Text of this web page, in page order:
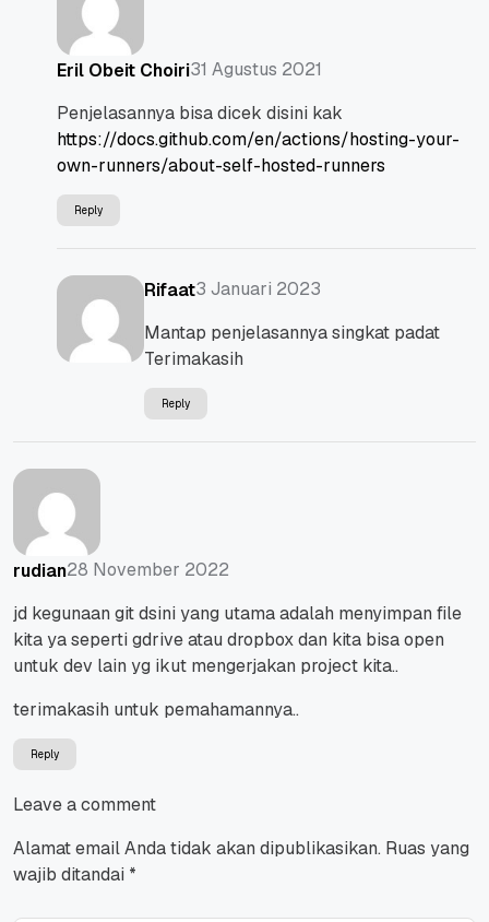
Eril Obeit Choiri31 Agustus 2021
Penjelasannya bisa dicek disini kak
https://docs.github.com/en/actions/hosting-your-
own-runners/about-self-hosted-runners
Reply
Rifaat3 Januari 2023
Mantap penjelasannya singkat padat
Terimakasih
Reply
rudian28 November 2022
jd kegunaan git dsini yang utama adalah menyimpan file
kita ya seperti gdrive atau dropbox dan kita bisa open
untuk dev lain yg ikut mengerjakan project kita..
terimakasih untuk pemahamannya..
Reply
Leave a comment
Alamat email Anda tidak akan dipublikasikan. Ruas yang
wajib ditandai *